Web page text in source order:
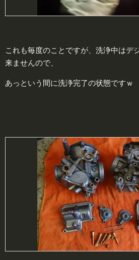
これも毎度のことですが、洗浄中はデ
来ませんので、
あっという間に洗浄完了の状態ですｗ